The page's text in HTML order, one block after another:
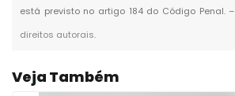
está previsto no artigo 184 do Código Penal. –
direitos autorais.
Veja Também